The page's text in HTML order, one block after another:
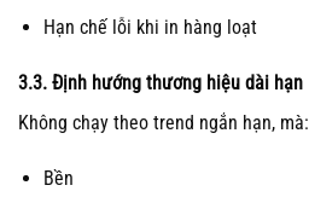
Hạn chế lỗi khi in hàng loạt
3.3. Định hướng thương hiệu dài hạn
Không chạy theo trend ngắn hạn, mà:
Bền